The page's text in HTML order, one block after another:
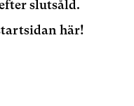
slutsåld.
här!